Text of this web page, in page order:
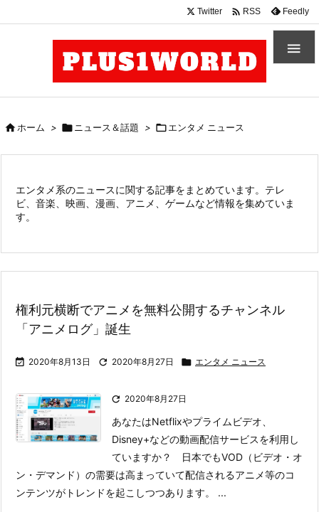

Twitter  RSS Feedly
ホーム >  ニュース＆話題 > エンタメ ニュース
エンタメ系のニュースに関する記事をまとめています。テレ
ビ、音楽、映画、漫画、アニメ、ゲームなど情報を集めていま
す。
権利元横断でアニメを無料公開するチャンネル
「アニメログ」誕生
 2020年8月13日  2020年8月27日  エンタメ ニュース
 2020年8月27日
あなたはNetflixやプライムビデオ、
Disney+などの動画配信サービスを利用し
ていますか？ 日本でもVOD（ビデオ・オ
ン・デマンド）の需要は高まっていて配信されるアニメ等のコ
ンテンツがトレンドを起こしつつあります。
...